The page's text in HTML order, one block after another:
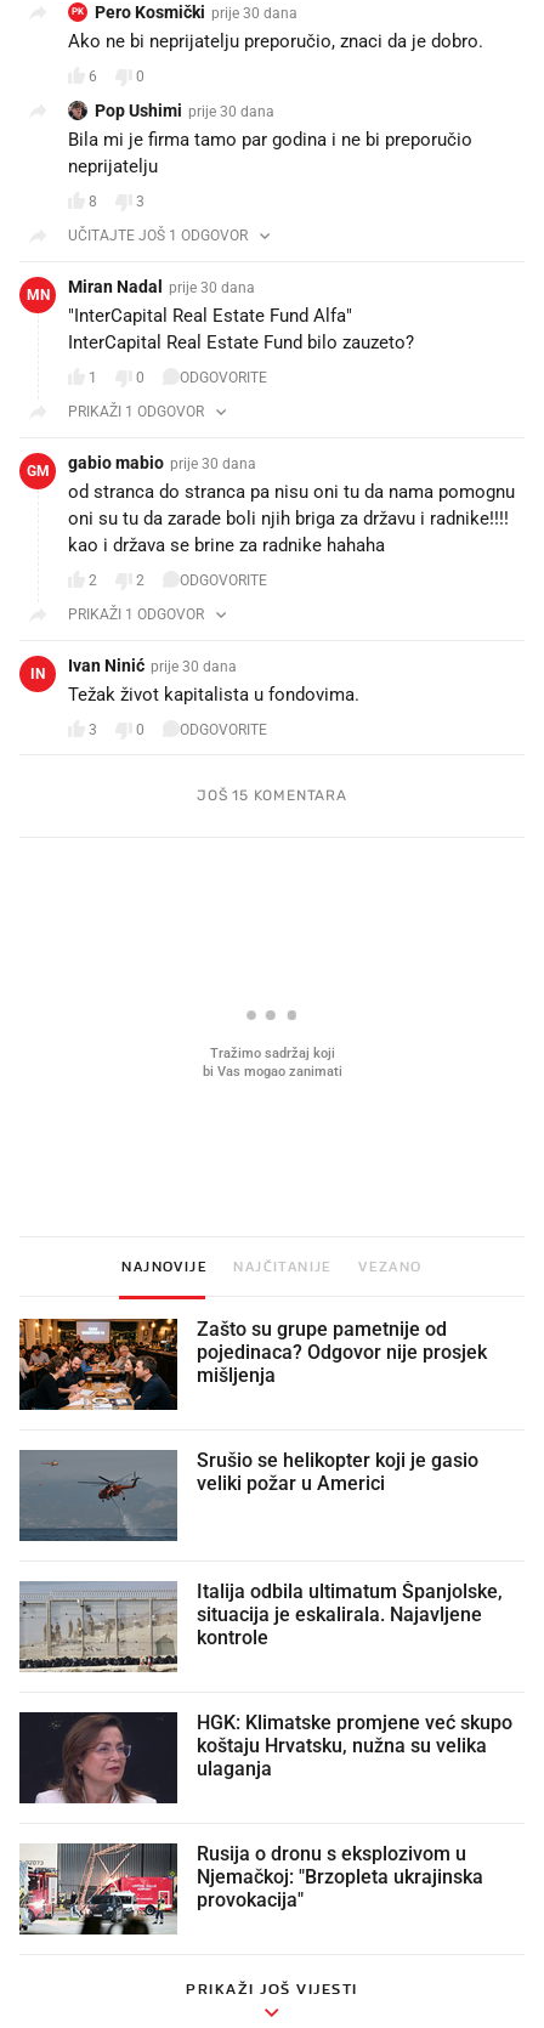
PK Pero Kosmički prije 30 dana
Ako ne bi neprijatelju preporučio, znaci da je dobro.
6 0
Pop Ushimi prije 30 dana
Bila mi je firma tamo par godina i ne bi preporučio
neprijatelju 😁😁
8
3
UČITAJTE JOŠ 1 ODGOVOR
MN Miran Nadal prije 30 dana
"InterCapital Real Estate Fund Alfa"
InterCapital Real Estate Fund bilo zauzeto?
1 0
ODGOVORITE
PRIKAŽI 1 ODGOVOR
GM gabio mabio prije 30 dana
od stranca do stranca pa nisu oni tu da nama pomognu
oni su tu da zarade boli njih briga za državu i radnike!!!!
kao i država se brine za radnike hahaha
2 2
ODGOVORITE
PRIKAŽI 1 ODGOVOR
IN Ivan Ninić prije 30 dana
Težak život kapitalista u fondovima.
3 0 ODGOVORITE
JOŠ 15 KOMENTARA
NAJNOVIJE NAJČITANIJE VEZANO
Zašto su grupe pametnije od
pojedinaca? Odgovor nije prosjek
mišljenja
Srušio se helikopter koji je gasio
veliki požar u Americi
Italija odbila ultimatum Španjolske,
situacija je eskalirala. Najavljene
kontrole
HGK: Klimatske promjene već skupo
koštaju Hrvatsku, nužna su velika
ulaganja
Rusija o dronu s eksplozivom u
Njemačkoj: "Brzopleta ukrajinska
provokacija"
PRIKAŽI JOŠ VIJESTI